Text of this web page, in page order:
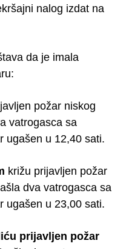
nalog izdat na
da je imala
požar niskog
vatrogasca sa
ugašen u 12,40 sati.
križu prijavljen požar
dva vatrogasca sa
ugašen u 23,00 sati.
prijavljen požar